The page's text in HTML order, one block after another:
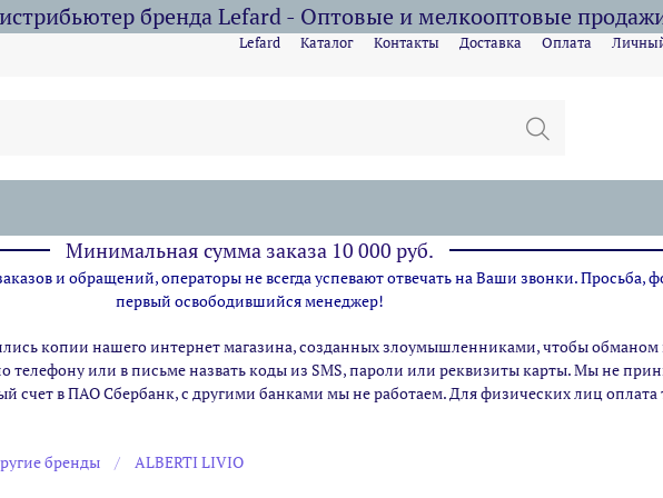
бренда Lefard - Оптовые и мелкооптовые
Lefard Каталог Контакты Доставка Оплата
Минимальная сумма заказа 10 000 руб.
и обращений, операторы не всегда успевают отвечать на Ваши звонки. Просьба,
первый освободившийся менеджер!
копии нашего интернет магазина,созданных злоумышленниками, чтобы обманом
телефону или в письме назвать коды из SMS, пароли или реквизиты карты. Мы не
счет в ПАО Сбербанк, с другими банками мы не работаем. Для физических лиц
бренды ALBERTI LIVIO